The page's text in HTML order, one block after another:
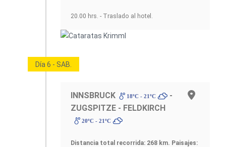
20.00 hrs. - Traslado al hotel.
Día 6 - SAB.
INNSBRUCK 18ºC - 21ºC
-
ZUGSPITZE - FELDKIRCH
20ºC - 21ºC
Distancia total recorrida: 268 km. Paisajes: